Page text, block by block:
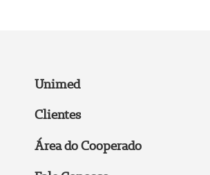
Unimed
Clientes
Área do Cooperado